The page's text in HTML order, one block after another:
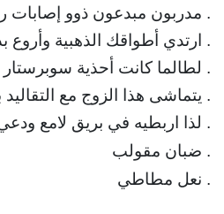
. ارتدي أطواقك الذهبية وأروع
. لطالما كانت أحذية سوبرستار
. يتماشى هذا الزوج مع التقاليد
. لذا اربطيه في بريق لامع
. نعل مطاطي